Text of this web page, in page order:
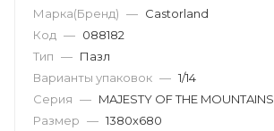
Марка(Бренд) — Castorland
Код — 088182
Тип — Пазл
Варианты упаковок — 1/14
Серия — MAJESTY OF THE MOUNTAINS
Размер — 1380х680